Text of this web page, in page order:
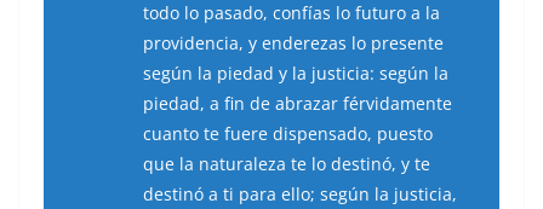
todo lo pasado, confías lo futuro a la
providencia, y enderezas lo presente
según la piedad y la justicia: según la
piedad, a fin de abrazar férvidamente
cuanto te fuere dispensado, puesto
que la naturaleza te lo destinó, y te
destinó a ti para ello; según la justicia,